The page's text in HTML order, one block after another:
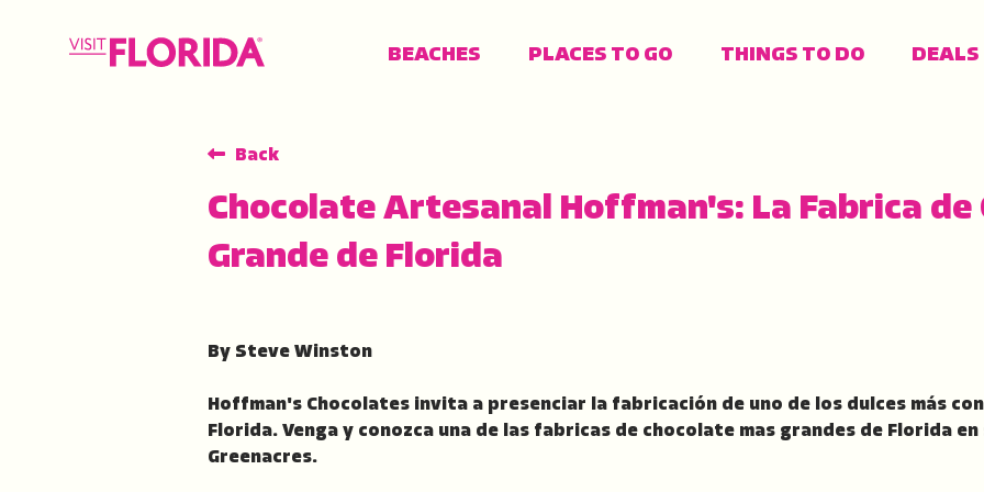
BEACHES
FIND YOUR BEACH
PLACES TO GO
PLACES TO GO
THINGS TO DO
THINGS TO DO
DEALS
Back
Chocolate Artesanal Hoffman's: La Fabrica de
Grande de Florida
By Steve Winston
Hoffman's Chocolates invita a presenciar la fabricación de uno de los dulces más
Florida. Venga y conozca una de las fabricas de chocolate mas grandes de Florida
Greenacres.